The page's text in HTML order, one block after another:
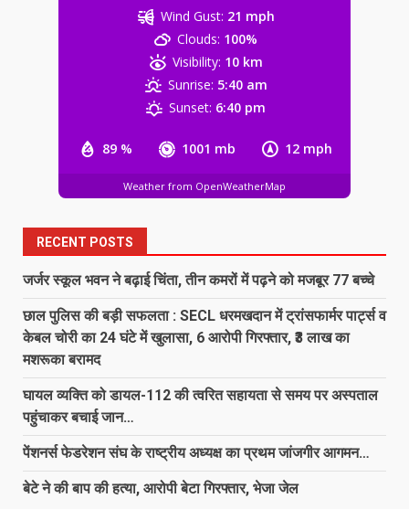
89 % 1001 mb 12 mph
Wind Gust: 21 mph
Clouds: 100%
Visibility: 10 km
Sunrise: 5:40 am
Sunset: 6:40 pm
Weather from OpenWeatherMap
RECENT POSTS
जर्जर स्कूल भवन ने बढ़ाई चिंता, तीन कमरों में पढ़ने को मजबूर 77 बच्चे
छाल पुलिस की बड़ी सफलता : SECL धरमखदान में ट्रांसफार्मर पार्ट्स व
केबल चोरी का 24 घंटे में खुलासा, 6 आरोपी गिरफ्तार, ₹3 लाख का
मशरूका बरामद
घायल व्यक्ति को डायल-112 की त्वरित सहायता से समय पर अस्पताल
पहुंचाकर बचाई जान…
पेंशनर्स फेडरेशन संघ के राष्ट्रीय अध्यक्ष का प्रथम जांजगीर आगमन…
बेटे ने की बाप की हत्या, आरोपी बेटा गिरफ्तार, भेजा जेल
बेटे ने की बाप की हत्या, आरोपी बेटा
गिरफ्तार, भेजा जेल
August 8, 2026
बल्ले-बल्ले और किसान का ‘ऑनलाइन’ कटा
August 8, 2026
7
138 करोड़ की लागत से नांदघाट-मुंगेली रोड
होगा फोरलेन…
August 8, 2026
1
में पढ़ने को मजबूर 77 बच्चे
छाल पुलिस की बड़ी सफलता : SECL
धरमखदान में ट्रांसफार्मर पार्ट्स व केबल
चोरी का 24 घंटे में खुलासा, 6 आरोपी